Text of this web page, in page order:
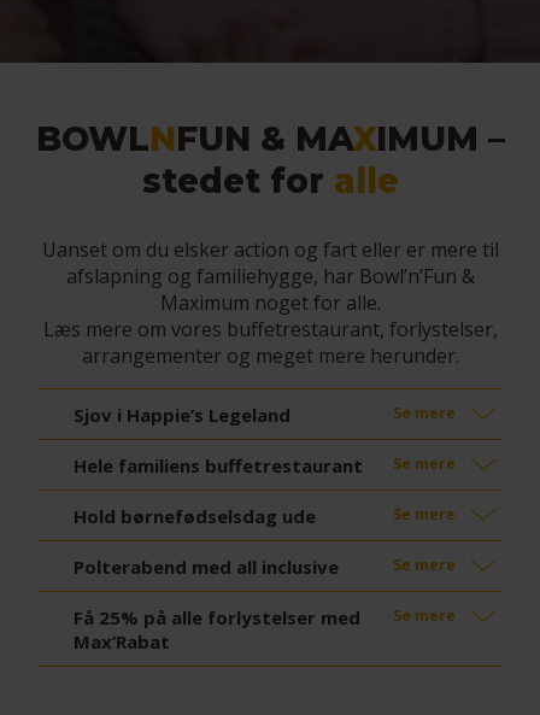
BOWLNFUN & MAXIMUM –
stedet for alle
Uanset om du elsker action og fart eller er mere til
afslapning og familiehygge, har Bowl’n’Fun &
Maximum noget for alle.
Læs mere om vores buffetrestaurant, forlystelser,
arrangementer og meget mere herunder.
Se mere
Sjov i Happie’s Legeland
Se mere
Hele familiens buffetrestaurant
Se mere
Hold børnefødselsdag ude
Se mere
Polterabend med all inclusive
Se mere
Få 25% på alle forlystelser med
Max’Rabat